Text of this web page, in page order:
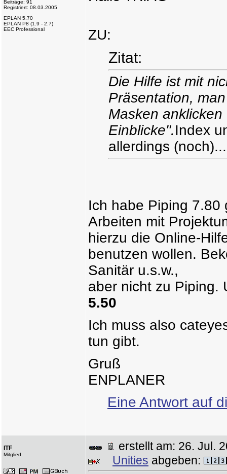
Beiträge: 91
Registriert: 08.03.2005
EPLAN 5.70
EPLAN P8 (1.9 - 2.7)
EEC Professional
ZU:
Zitat:
Die Hilfe ist mit
Präsentation,
Masken
Einblicke".Index
allerdings (noch)...
Ich habe Piping 7.80
Arbeiten mit
hierzu die Online-
benutzen wollen.
Sanitär u.s.w.,
aber nicht zu Piping.
5.50
Ich muss also
tun gibt.
Gruß
ENPLANER
Eine Antwort auf
ITF
Mitglied
erstellt am: 26.
Unities abgeben: